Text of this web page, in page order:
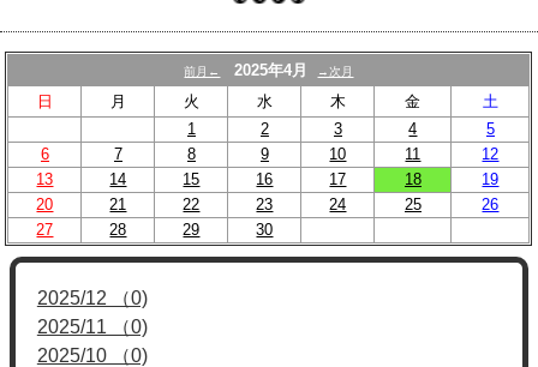
OBページ
あすなろ会（父母会）
リンク
前月← 2025年4月 →次月
日 月 火 水 木 金
土
1
2 3 4
5
6
7 8 9 10 11
12
13
14 15 16 17 18
19
20
21 22 23 24 25
26
27
28 29 30
2025/12 （0)
2025/11 （0)
2025/10 （0)